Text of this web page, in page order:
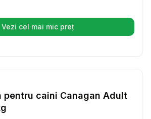
Vezi cel mai mic preț(se deschide într-o filă nouă)
Hrana Uscata Caini
pentru caini Canagan Adult